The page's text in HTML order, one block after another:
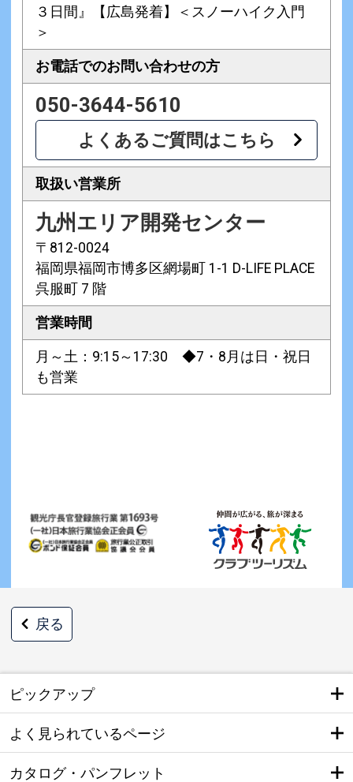
３日間』【広島発着】＜スノーハイク入門
＞
お電話でのお問い合わせの方
050-3644-5610
よくあるご質問はこちら
取扱い営業所
九州エリア開発センター
〒812-0024
福岡県福岡市博多区網場町 1-1 D-LIFE PLACE
呉服町 7 階
営業時間
月～土：9:15～17:30 ◆7・8月は日・祝日
も営業
戻る
ピックアップ
よく見られているページ
カタログ・パンフレット